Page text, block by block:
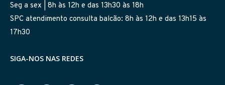
Seg a sex | 8h às 12h e das 13h30 às 18h
SPC atendimento consulta balcão: 8h às 12h e das 13h15 às
17h30
SIGA-NOS NAS REDES